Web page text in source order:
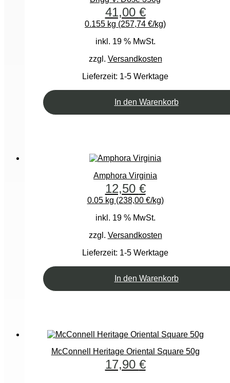
41,00 €
0.155 kg (257,74 €/kg)
inkl. 19 % MwSt.
zzgl. Versandkosten
Lieferzeit: 1-5 Werktage
In den Warenkorb
Amphora Virginia
12,50 €
0.05 kg (238,00 €/kg)
inkl. 19 % MwSt.
zzgl. Versandkosten
Lieferzeit: 1-5 Werktage
In den Warenkorb
McConnell Heritage Oriental Square 50g
17,90 €